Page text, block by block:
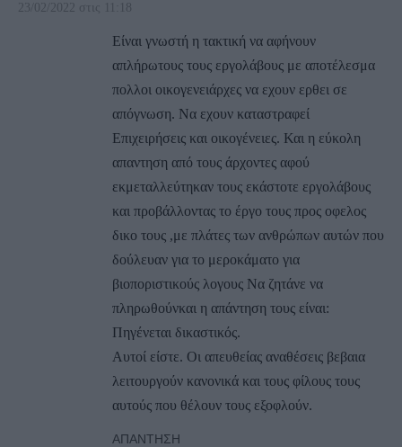
23/02/2022 στις 11:18
Είναι γνωστή η τακτική να αφήνουν
απλήρωτους τους εργολάβους με αποτέλεσμα
πολλοι οικογενειάρχες να εχουν ερθει σε
απόγνωση. Να εχουν καταστραφεί
Επιχειρήσεις και οικογένειες. Και η εύκολη
απαντηση από τους άρχοντες αφού
εκμεταλλεύτηκαν τους εκάστοτε εργολάβους
και προβάλλοντας το έργο τους προς οφελος
δικο τους ,με πλάτες των ανθρώπων αυτών που
δούλευαν για το μεροκάματο για
βιοποριστικούς λογους Να ζητάνε να
πληρωθούνκαι η απάντηση τους είναι:
Πηγένεται δικαστικός.
Αυτοί είστε. Οι απευθείας αναθέσεις βεβαια
λειτουργούν κανονικά και τους φίλους τους
αυτούς που θέλουν τους εξοφλούν.
ΑΠΆΝΤΗΣΗ